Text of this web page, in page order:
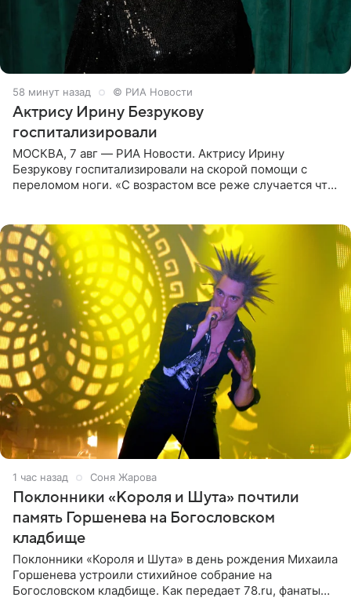
58 минут назад © РИА Новости
Актрису Ирину Безрукову
госпитализировали
МОСКВА, 7 авг — РИА Новости. Актрису Ирину
Безрукову госпитализировали на скорой помощи с
переломом ноги. «С возрастом все реже случается что-
1 час назад Соня Жарова
Поклонники «Короля и Шута» почтили
память Горшенева на Богословском
кладбище
Поклонники «Короля и Шута» в день рождения Михаила
Горшенева устроили стихийное собрание на
Богословском кладбище. Как передает 78.ru, фанаты